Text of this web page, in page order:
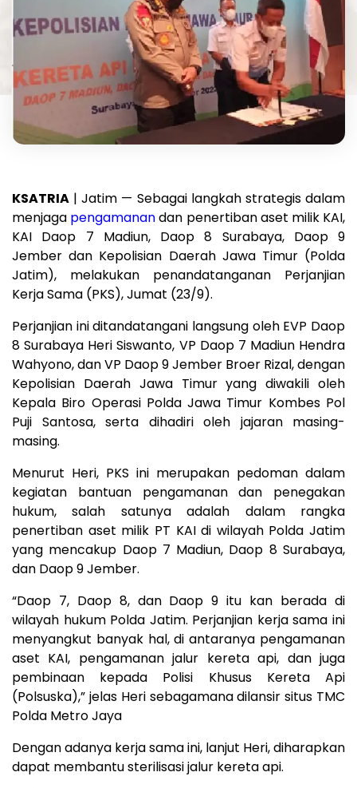
KSATRIA | Jatim — Sebagai langkah strategis dalam
menjaga pengamanandan penertiban aset milik KAI,
KAI Daop 7 Madiun, Daop 8 Surabaya, Daop 9
Jember dan Kepolisian Daerah Jawa Timur (Polda
Jatim), melakukan penandatanganan Perjanjian
Kerja Sama (PKS), Jumat (23/9).
Perjanjian ini ditandatangani langsung oleh EVP Daop
8 Surabaya Heri Siswanto, VP Daop 7 Madiun Hendra
Wahyono, dan VP Daop 9 Jember Broer Rizal, dengan
Kepolisian Daerah Jawa Timur yang diwakili oleh
Kepala Biro Operasi Polda Jawa Timur Kombes Pol
Puji Santosa, serta dihadiri oleh jajaran masing-
masing.
Menurut Heri, PKS ini merupakan pedoman dalam
kegiatan bantuan pengamanan dan penegakan
hukum, salah satunya adalah dalam rangka
penertiban aset milik PT KAI di wilayah Polda Jatim
yang mencakup Daop 7 Madiun, Daop 8 Surabaya,
dan Daop 9 Jember.
“Daop 7, Daop 8, dan Daop 9 itu kan berada di
wilayah hukum Polda Jatim. Perjanjian kerja sama ini
menyangkut banyak hal, di antaranya pengamanan
aset KAI, pengamanan jalur kereta api, dan juga
pembinaan kepada Polisi Khusus Kereta Api
(Polsuska),” jelas Heri sebagamana dilansir situs TMC
Polda Metro Jaya
Dengan adanya kerja sama ini, lanjut Heri, diharapkan
dapat membantu sterilisasi jalur kereta api.